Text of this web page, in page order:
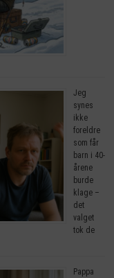
Jeg
synes
ikke
foreldre
som får
barn i 40-
årene
burde
klage –
det
valget
tok de
Pappa